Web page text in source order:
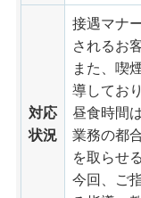
対応
状況
接遇マナ
されるお
また、喫
導してお
昼食時間
業務の都
を取らせ
今回、ご